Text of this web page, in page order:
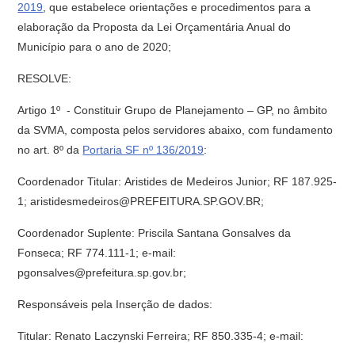
2019 , que estabelece orientações e procedimentos para a
elaboração da Proposta da Lei Orçamentária Anual do
Município para o ano de 2020;
RESOLVE:
Artigo 1º - Constituir Grupo de Planejamento – GP, no âmbito
da SVMA, composta pelos servidores abaixo, com fundamento
no art. 8º da Portaria SF nº 136/2019:
Coordenador Titular: Aristides de Medeiros Junior; RF 187.925-
1; aristidesmedeiros@PREFEITURA.SP.GOV.BR;
Coordenador Suplente: Priscila Santana Gonsalves da
Fonseca; RF 774.111-1; e-mail:
pgonsalves@prefeitura.sp.gov.br;
Responsáveis pela Inserção de dados:
Titular: Renato Laczynski Ferreira; RF 850.335-4; e-mail: